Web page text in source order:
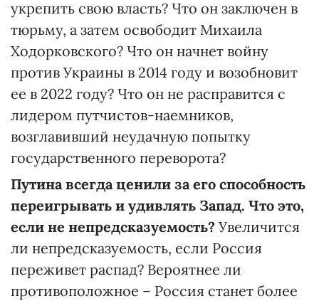
укрепить свою власть? Что он заключен в
тюрьму, а затем освободит Михаила
Ходорковского? Что он начнет войну
против Украины в 2014 году и возобновит
ее в 2022 году? Что он не расправится с
лидером путчистов-наемников,
возглавивший неудачную попытку
государственного переворота?
Путина всегда ценили за его способность
переигрывать и удивлять Запад. Что это,
если не непредсказуемость? Увеличится
ли непредсказуемость, если Россия
переживет распад? Вероятнее ли
противоположное – Россия станет более